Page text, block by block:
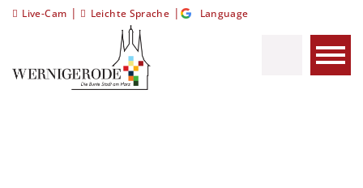
Live-Cam | Leichte Sprache | Language